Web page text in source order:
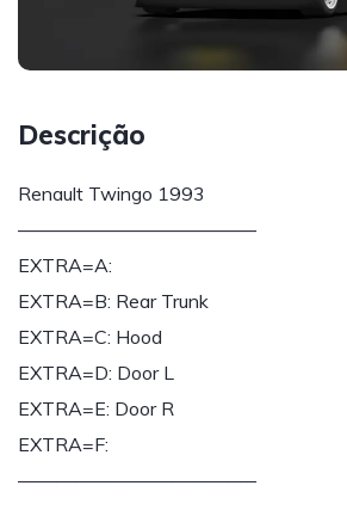
Descrição
Renault Twingo 1993
————————————–
EXTRA=A:
EXTRA=B: Rear Trunk
EXTRA=C: Hood
EXTRA=D: Door L
EXTRA=E: Door R
EXTRA=F:
————————————–